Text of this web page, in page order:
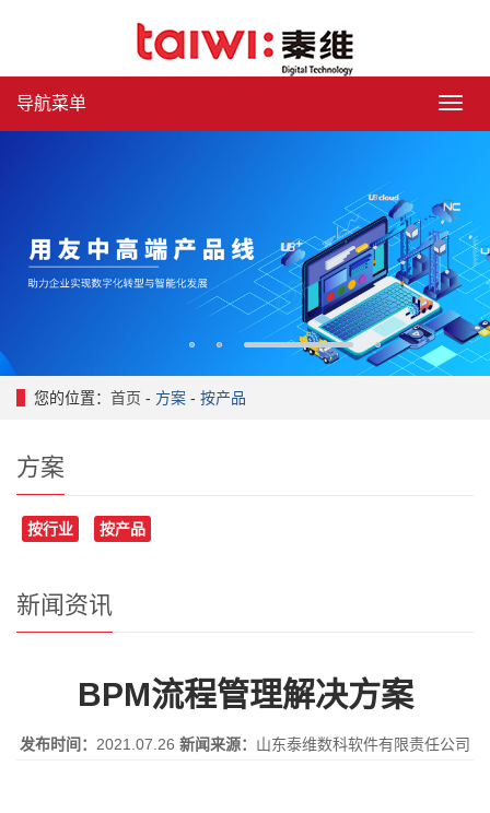
导
导航菜单
4
您的位置： 首页 - 方案 - 按产品
方案
按行业 按产品
新闻资讯
BPM流程管理解决方案
发布时间： 2021.07.26 新闻来源： 山东泰维数科软件有限责任公司